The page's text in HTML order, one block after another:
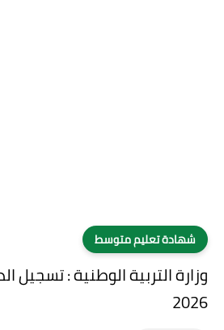
شهادة تعليم متوسط
2026